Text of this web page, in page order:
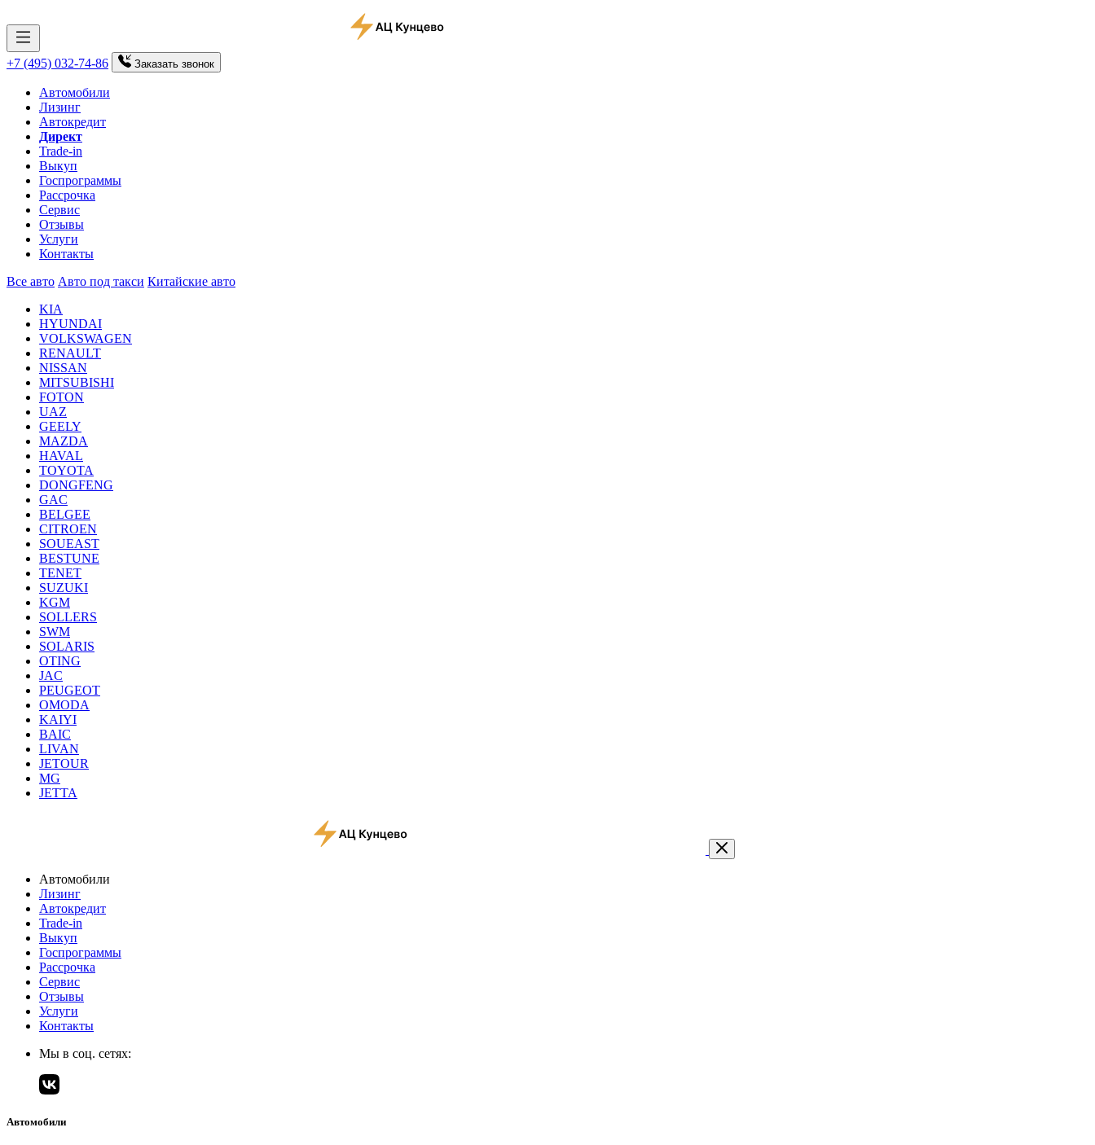
+7 (495) 032-74-86 Заказать звонок
Автомобили
Лизинг
Автокредит
Директ
Trade-in
Выкуп
Госпрограммы
Рассрочка
Сервис
Отзывы
Услуги
Контакты
Все авто Авто под такси Китайские авто
KIA
HYUNDAI
VOLKSWAGEN
RENAULT
NISSAN
MITSUBISHI
FOTON
UAZ
GEELY
MAZDA
HAVAL
TOYOTA
DONGFENG
GAC
BELGEE
CITROEN
SOUEAST
BESTUNE
TENET
SUZUKI
KGM
SOLLERS
SWM
SOLARIS
OTING
JAC
PEUGEOT
OMODA
KAIYI
BAIC
LIVAN
JETOUR
MG
JETTA
Автомобили
Лизинг
Автокредит
Trade-in
Выкуп
Госпрограммы
Рассрочка
Сервис
Отзывы
Услуги
Контакты
Мы в соц. сетях:
Автомобили